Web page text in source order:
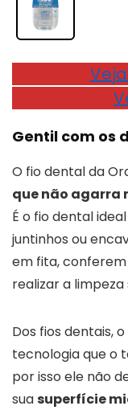
Gentil com os
O fio dental da
que não agarra
É o fio dental
juntinhos ou
em fita,
realizar a
Dos fios dentais,
tecnologia que o
por isso ele não
suasuperfície